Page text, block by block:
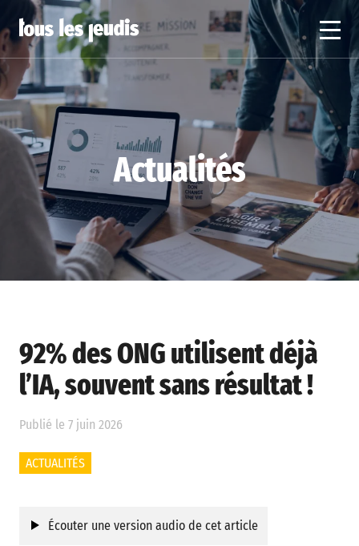
Actualités
92% des ONG utilisent déjà
l’IA, souvent sans résultat !
Publié le 7 juin 2026
ACTUALITÉS
Écouter une version audio de cet article